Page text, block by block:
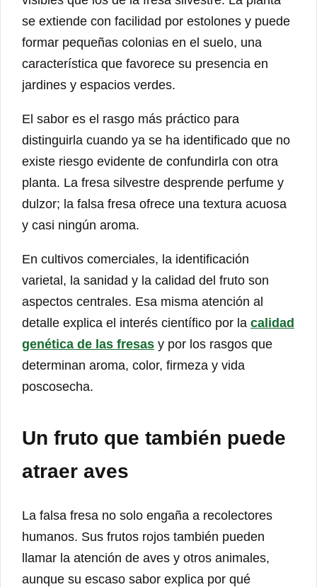
se extiende con facilidad por estolones y puede
formar pequeñas colonias en el suelo, una
característica que favorece su presencia en
jardines y espacios verdes.
El sabor es el rasgo más práctico para
distinguirla cuando ya se ha identificado que no
existe riesgo evidente de confundirla con otra
planta. La fresa silvestre desprende perfume y
dulzor; la falsa fresa ofrece una textura acuosa
y casi ningún aroma.
En cultivos comerciales, la identificación
varietal, la sanidad y la calidad del fruto son
aspectos centrales. Esa misma atención al
detalle explica el interés científico por la calidad
genética de las fresas y por los rasgos que
determinan aroma, color, firmeza y vida
poscosecha.
Un fruto que también puede
atraer aves
La falsa fresa no solo engaña a recolectores
humanos. Sus frutos rojos también pueden
llamar la atención de aves y otros animales,
aunque su escaso sabor explica por qué